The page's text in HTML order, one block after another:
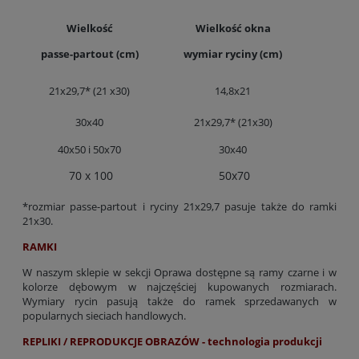
Wielkość
passe-partout (cm)
Wielkość okna
wymiar ryciny (cm)
21x29,7* (21 x30) 14,8x21
30x40
21x29,7* (21x30)
40x50 i 50x70
30x40
70 x 100 50x70
*rozmiar passe-partout i ryciny 21x29,7 pasuje także do ramki
21x30.
RAMKI
W naszym sklepie w sekcji Oprawa dostępne są ramy czarne i w
kolorze dębowym w najczęściej kupowanych rozmiarach.
Wymiary rycin pasują także do ramek sprzedawanych w
popularnych sieciach handlowych.
REPLIKI / REPRODUKCJE OBRAZÓW - technologia produkcji